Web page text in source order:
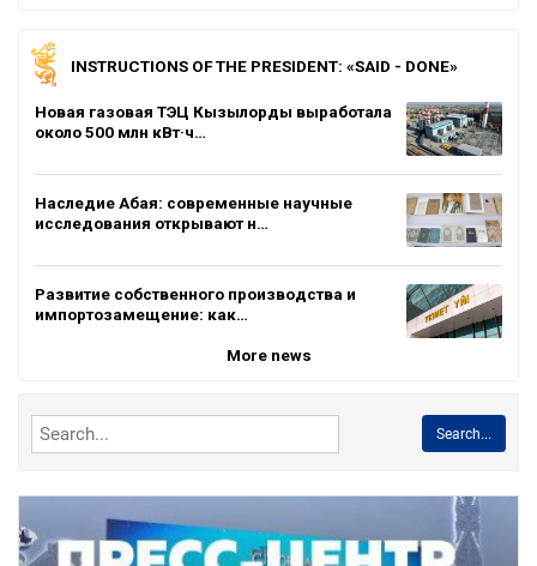
INSTRUCTIONS OF THE PRESIDENT: «SAID - DONE»
Новая газовая ТЭЦ Кызылорды выработала
около 500 млн кВт·ч…
Наследие Абая: современные научные
исследования открывают н…
Развитие собственного производства и
импортозамещение: как…
More news
Search...